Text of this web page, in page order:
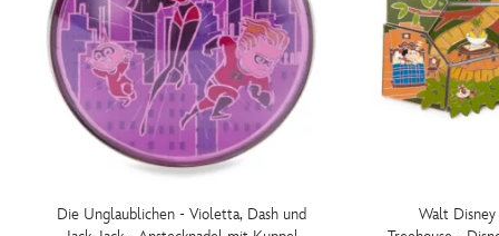
Die Unglaublichen - Violetta, Dash und
Walt